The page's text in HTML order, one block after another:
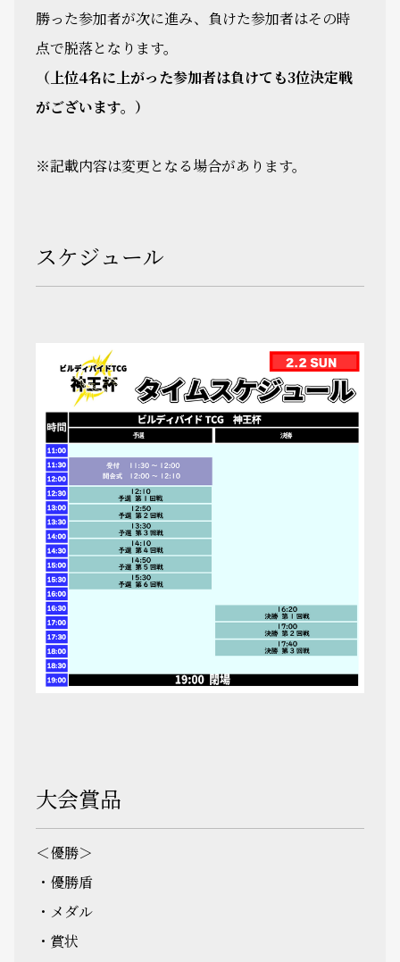
勝った参加者が次に進み、負けた参加者はその時
点で脱落となります。
（上位4名に上がった参加者は負けても3位決定戦
がございます。）
※記載内容は変更となる場合があります。
スケジュール
大会賞品
＜優勝＞
・優勝盾
・メダル
・賞状